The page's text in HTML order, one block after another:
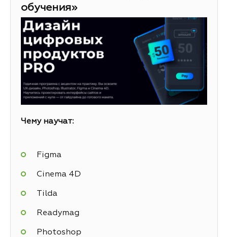
обучения»
Чему научат:
Figma
Cinema 4D
Tilda
Readymag
Photoshop